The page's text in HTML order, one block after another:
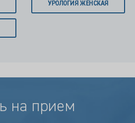
УРОЛОГИЯ ЖЕНСКАЯ
на прием